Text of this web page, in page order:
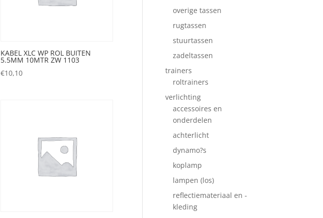
KABEL XLC WP ROL BUITEN
5.5MM 10MTR ZW 1103
€10,10
overige tassen
rugtassen
stuurtassen
zadeltassen
trainers
roltrainers
verlichting
accessoires en
onderdelen
achterlicht
dynamo?s
koplamp
lampen (los)
reflectiemateriaal en -
kleding